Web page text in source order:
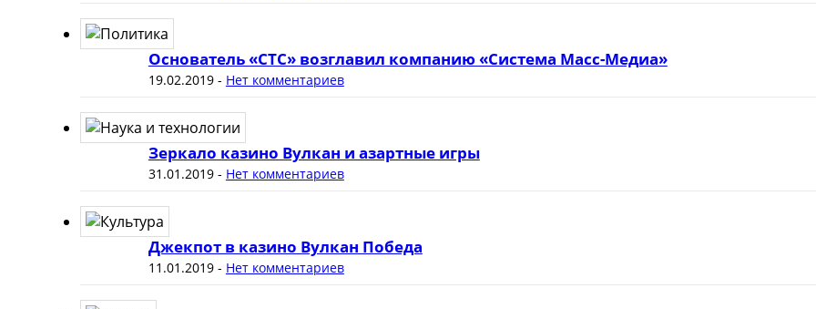
Основатель «СТС» возглавил компанию «Система Масс-Медиа»
19.02.2019- Нет комментариев
Зеркало казино Вулкан и азартные игры
31.01.2019- Нет комментариев
Джекпот в казино Вулкан Победа
11.01.2019- Нет комментариев